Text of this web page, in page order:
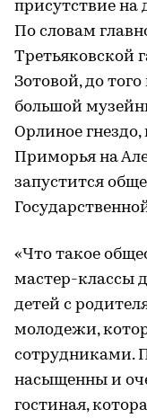
присутствие на
По словам
Третьяковской
Зотовой, до
большой
Орлиное гнездо,
Приморья на
запустится
«Что такое
мастер-классы
детей с
молодежи,
сотрудниками.
насыщенны и
гостиная,